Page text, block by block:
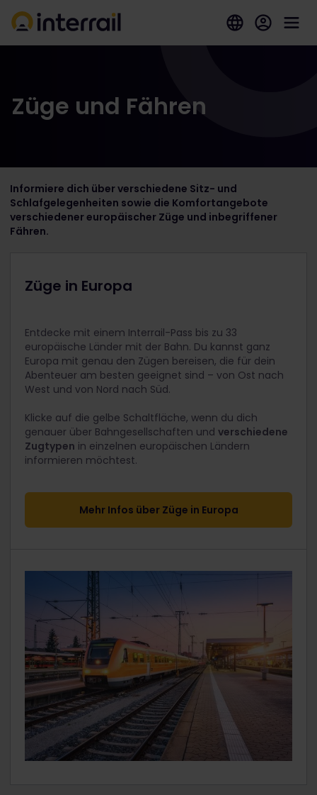
Züge und Fähren
Informiere dich über verschiedene Sitz- und
Schlafgelegenheiten sowie die Komfortangebote
verschiedener europäischer Züge und inbegriffener
Fähren.
Züge in Europa
Entdecke mit einem Interrail-Pass bis zu 33
europäische Länder mit der Bahn. Du kannst ganz
Europa mit genau den Zügen bereisen, die für dein
Abenteuer am besten geeignet sind – von Ost nach
West und von Nord nach Süd.
Klicke auf die gelbe Schaltfläche, wenn du dich
genauer über Bahngesellschaften und verschiedene
Zugtypen in einzelnen europäischen Ländern
informieren möchtest.
Mehr Infos über Züge in Europa